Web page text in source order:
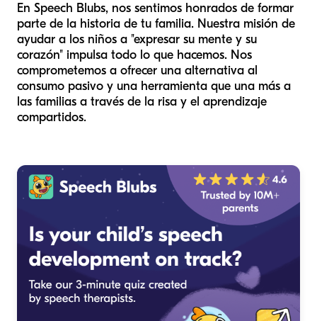
En Speech Blubs, nos sentimos honrados de formar
parte de la historia de tu familia. Nuestra misión de
ayudar a los niños a "expresar su mente y su
corazón" impulsa todo lo que hacemos. Nos
comprometemos a ofrecer una alternativa al
consumo pasivo y una herramienta que una más a
las familias a través de la risa y el aprendizaje
compartidos.